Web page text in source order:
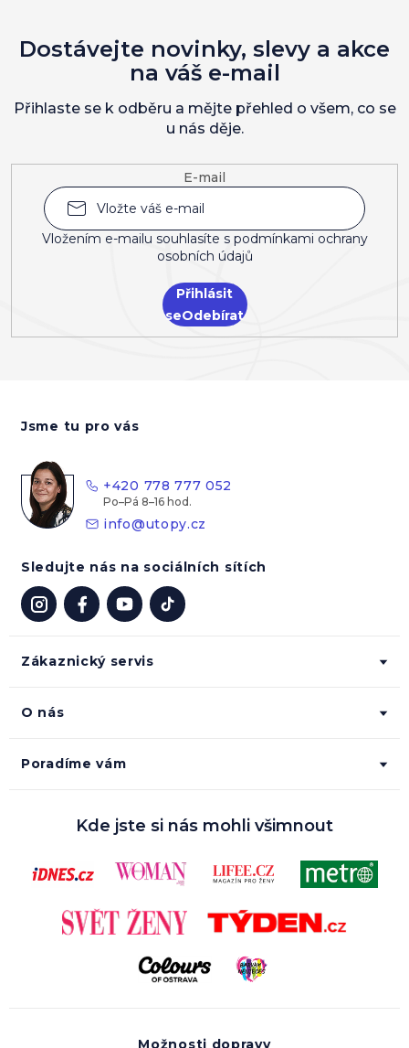
E-mail
Vložením e-mailu souhlasíte s podmínkami ochrany
osobních údajů
Přihlásit
se
Dostávejte novinky, slevy a akce
na váš e-mail
Přihlaste se k odběru a mějte přehled o všem, co se
u nás děje.
Zákaznický servis
O nás
Poradíme vám
Jsme tu pro vás
+420 778 777 052
info@utopy.cz
Sledujte nás na sociálních sítích
Kde jste si nás mohli všimnout
Možnosti dopravy